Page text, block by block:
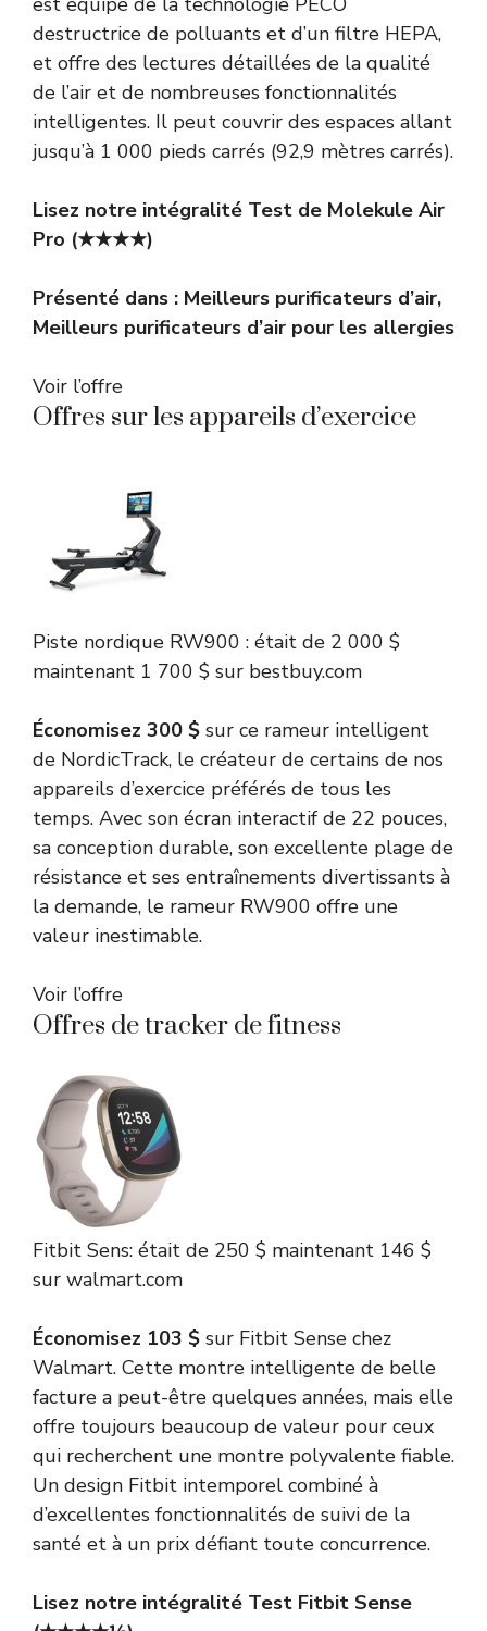
destructrice de polluants et d’un filtre HEPA,
et offre des lectures détaillées de la qualité
de l’air et de nombreuses fonctionnalités
intelligentes. Il peut couvrir des espaces allant
jusqu’à 1 000 pieds carrés (92,9 mètres carrés).
Lisez notre intégralité Test de Molekule Air
Pro (★★★★)
Présenté dans : Meilleurs purificateurs d’air,
Meilleurs purificateurs d’air pour les allergies
Voir l’offre
Offres sur les appareils d’exercice
Piste nordique RW900 : était de 2 000 $
maintenant 1 700 $ sur bestbuy.com
Économisez 300 $ sur ce rameur intelligent
de NordicTrack, le créateur de certains de nos
appareils d’exercice préférés de tous les
temps. Avec son écran interactif de 22 pouces,
sa conception durable, son excellente plage de
résistance et ses entraînements divertissants à
la demande, le rameur RW900 offre une
valeur inestimable.
Voir l’offre
Offres de tracker de fitness
Fitbit Sens: était de 250 $ maintenant 146 $
sur walmart.com
Économisez 103 $ sur Fitbit Sense chez
Walmart. Cette montre intelligente de belle
facture a peut-être quelques années, mais elle
offre toujours beaucoup de valeur pour ceux
qui recherchent une montre polyvalente fiable.
Un design Fitbit intemporel combiné à
d’excellentes fonctionnalités de suivi de la
santé et à un prix défiant toute concurrence.
Lisez notre intégralité Test Fitbit Sense